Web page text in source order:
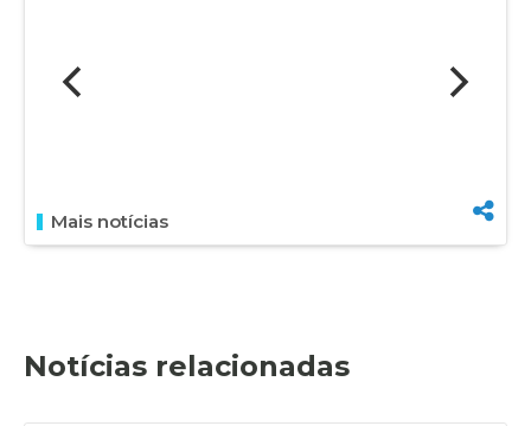
Mais notícias
Notícias relacionadas